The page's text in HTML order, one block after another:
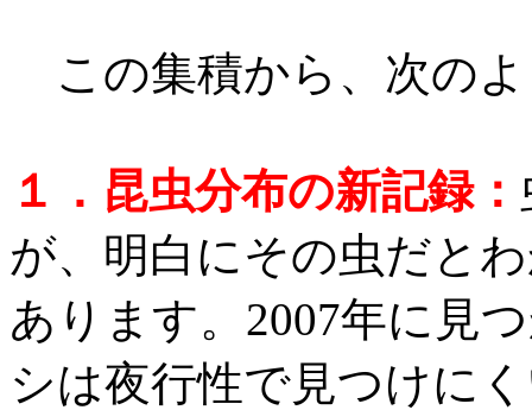
この集積から、次の
１．昆虫分布の新記録：
が、 明白にその虫だと
あります。2007年に見
シは夜行性で見つけに